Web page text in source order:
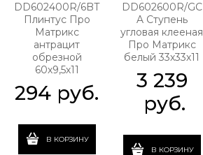
DD602400R/6BT
Плинтус Про
Матрикс
антрацит
обрезной
60х9,5х11
294 руб.
В КОРЗИНУ
DD602600R/GC
A Ступень
угловая клееная
Про Матрикс
белый 33х33х11
3 239
руб.
В КОРЗИНУ